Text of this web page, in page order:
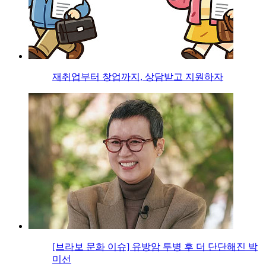
재취업부터 창업까지, 상담받고 지원하자
[브라보 문화 이슈] 유방암 투병 후 더 단단해진 박
미선